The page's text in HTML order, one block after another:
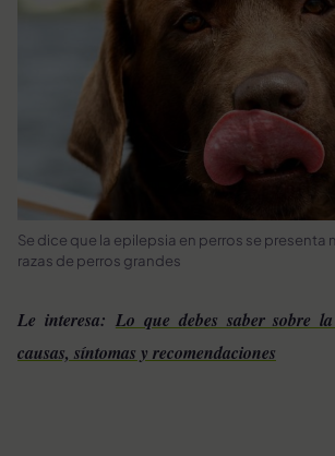
Se dice que la epilepsia en perros se presenta
razas de perros grandes
Le interesa: Lo que debes saber sobre
causas, síntomas y recomendaciones